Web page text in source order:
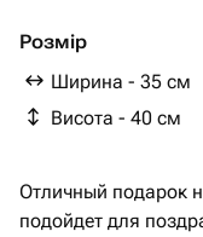
персик - 5 шт.
яблуко - 4 шт.
груша вірменська -
Розмір
Ширина - 35 см
Висота - 40 см
Отличный подарок
подойдет для